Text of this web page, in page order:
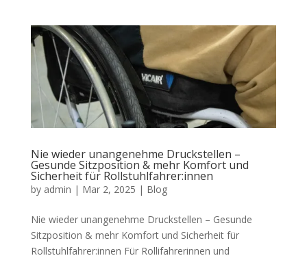
Nie wieder unangenehme Druckstellen –
Gesunde Sitzposition & mehr Komfort und
Sicherheit für Rollstuhlfahrer:innen
by admin | Mar 2, 2025 | Blog
Nie wieder unangenehme Druckstellen – Gesunde
Sitzposition & mehr Komfort und Sicherheit für
Rollstuhlfahrer:innen Für Rollifahrerinnen und